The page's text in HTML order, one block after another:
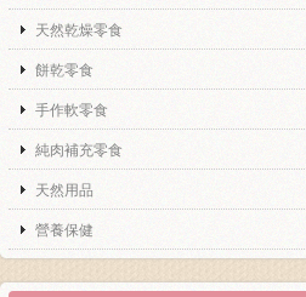
天然乾燥零食
餅乾零食
手作軟零食
純肉補充零食
天然用品
營養保健